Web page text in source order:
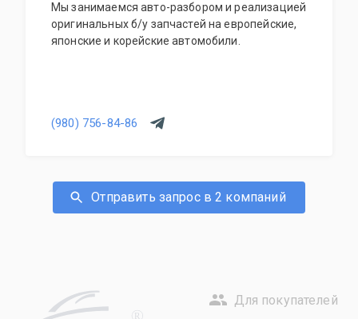
Мы занимаемся авто-разбором и реализацией
оригинальных б/у запчастей на европейские,
японские и корейские автомобили.
(980) 756-84-86
Отправить запрос в 2 компаний
R
Для покупателей